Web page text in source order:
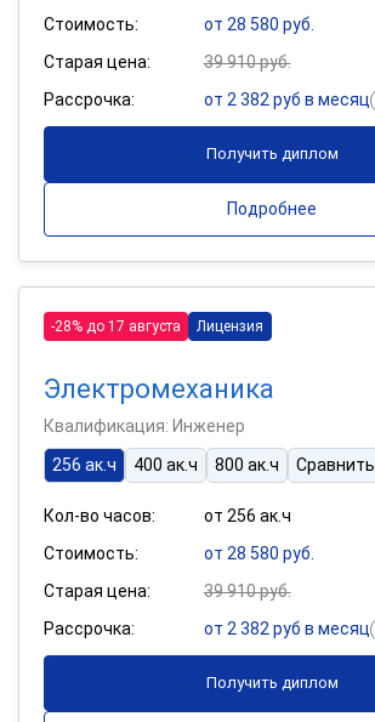
Стоимость:
от 28 580 руб.
Старая цена:
39 910 руб.
Рассрочка:
от 2 382 руб в месяц
Получить диплом
Подробнее
-28% до 17 августа Лицензия
Электромеханика
Квалификация: Инженер
256 ак.ч
400 ак.ч 800 ак.ч Сравнить
Кол-во часов:
от 256 ак.ч
Стоимость:
от 28 580 руб.
Старая цена:
39 910 руб.
Рассрочка:
от 2 382 руб в месяц
Получить диплом